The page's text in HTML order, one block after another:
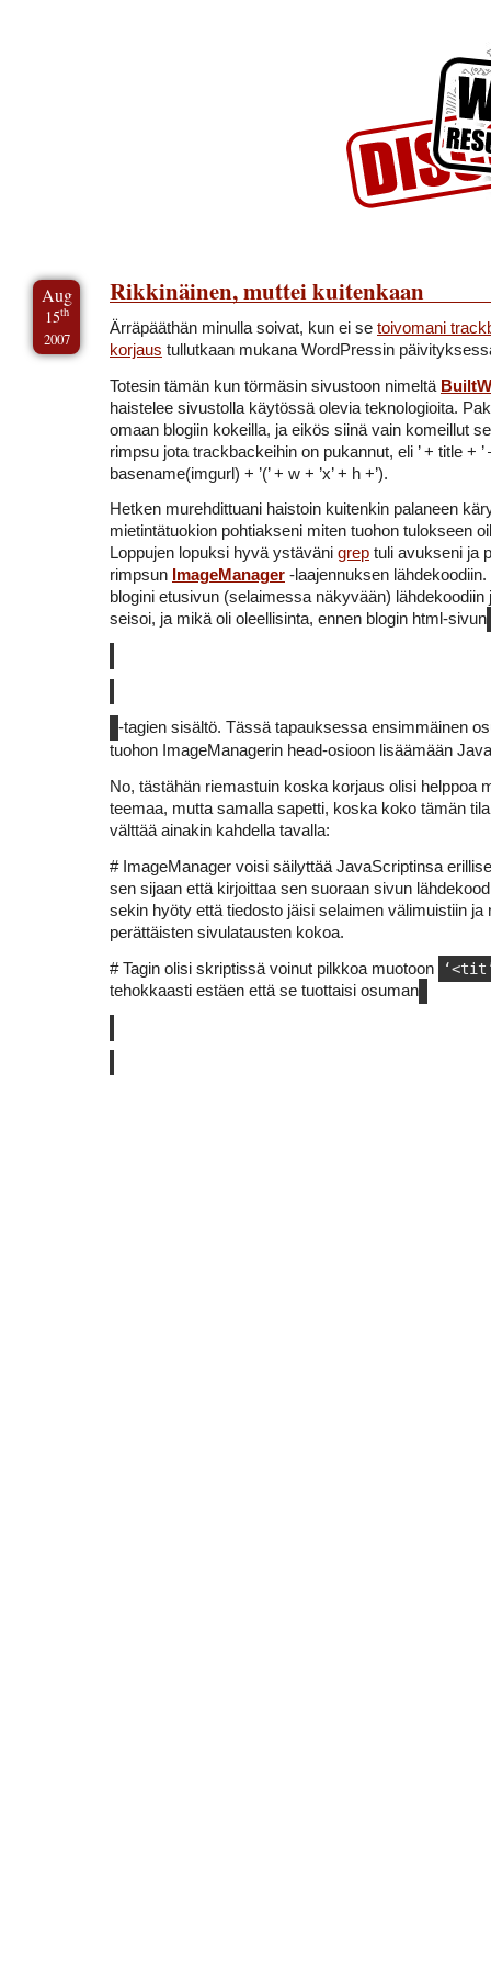
Aug
15th
2007
Rikkinäinen, muttei kuitenkaan
Ärräpääthän minulla soivat, kun ei se toivomani
korjaus tullutkaan mukana WordPressin
Totesin tämän kun törmäsin sivustoon nimeltä
haistelee sivustolla käytössä olevia teknologioita.
omaan blogiin kokeilla, ja eikös siinä vain komeillut
rimpsu jota trackbackeihin on pukannut, eli ’ + title + ’
basename(imgurl) + ’(’ + w + ’x’ + h +’).
Hetken murehdittuani haistoin kuitenkin palaneen
mietintätuokion pohtiakseni miten tuohon tulokseen
Loppujen lopuksi hyvä ystäväni grep tuli avukseni ja
rimpsun ImageManager -laajennuksen lähdekoodiin.
blogini etusivun (selaimessa näkyvään) lähdekoodiin
seisoi, ja mikä oli oleellisinta, ennen blogin html-sivun
-tagien sisältö. Tässä tapauksessa ensimmäinen
tuohon ImageManagerin head-osioon lisäämään
No, tästähän riemastuin koska korjaus olisi helppoa
teemaa, mutta samalla sapetti, koska koko tämän
välttää ainakin kahdella tavalla:
# ImageManager voisi säilyttää JavaScriptinsa
sen sijaan että kirjoittaa sen suoraan sivun
sekin hyöty että tiedosto jäisi selaimen välimuistiin ja
perättäisten sivulatausten kokoa.
# Tagin olisi skriptissä voinut pilkkoa muotoon
tehokkaasti estäen että se tuottaisi osuman